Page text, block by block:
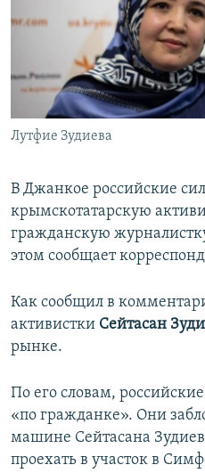
ПОБЕДИТЕЛЕЙ НЕ СУДЯТ?
КРЫМ.НЕПОКОРЕННЫЙ
ELIFBE
УКРАИНСКАЯ ПРОБЛЕМА КРЫМА
ПРИСОЕДИНЯЙТЕСЬ!
Все сайты RFE/RL
Лутфие Зудиева
В Джанкое российские
крымскотатарскую
гражданскую
этом сообщает
Как сообщил в
активистки Сейтасан​
рынке.
По его словам,
«по гражданке». Они
машине Сейтасана
проехать в участок в